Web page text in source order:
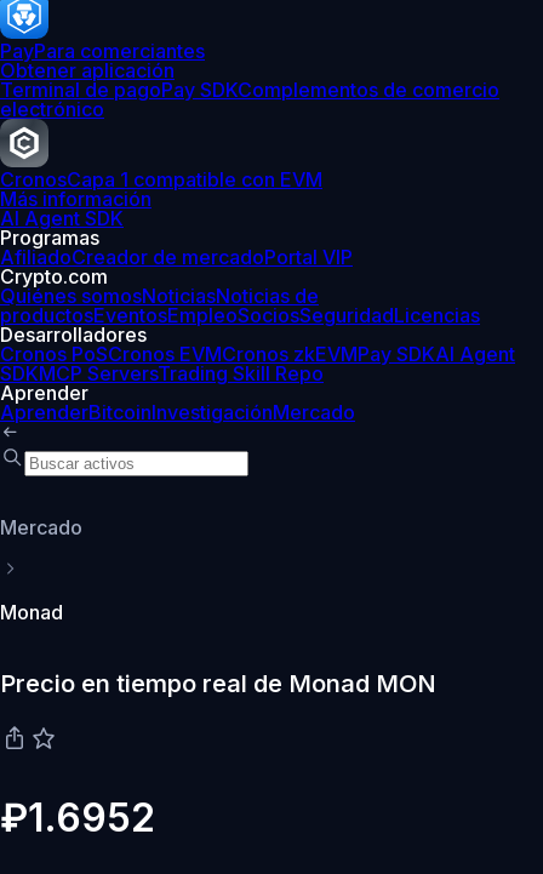
PayPara comerciantes
Obtener aplicación
Terminal de pagoPay SDKComplementos de comercio
electrónico
CronosCapa 1 compatible con EVM
Más información
AI Agent SDK
Programas
AfiliadoCreador de mercadoPortal VIP
Crypto.com
Quiénes somosNoticiasNoticias de
productosEventosEmpleoSociosSeguridadLicencias
Desarrolladores
Cronos PoSCronos EVMCronos zkEVMPay SDKAI Agent
SDKMCP ServersTrading Skill Repo
Aprender
AprenderBitcoinInvestigaciónMercado
Mercado
Monad
Precio en tiempo real de Monad MON
₽1.6952